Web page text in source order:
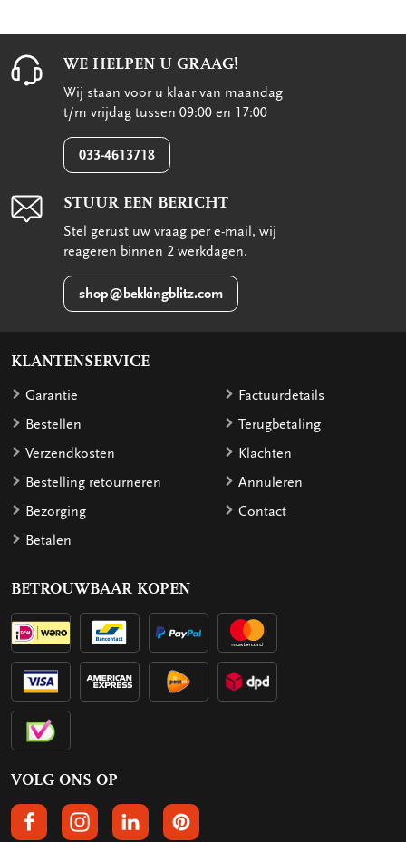
WE HELPEN U GRAAG!
Wij staan voor u klaar van maandag
t/m vrijdag tussen 09:00 en 17:00
033-4613718
STUUR EEN BERICHT
Stel gerust uw vraag per e-mail, wij
reageren binnen 2 werkdagen.
shop@bekkingblitz.com
KLANTENSERVICE
Garantie
Bestellen
Verzendkosten
Bestelling retourneren
Bezorging
Betalen
Factuurdetails
Terugbetaling
Klachten
Annuleren
Contact
BETROUWBAAR KOPEN
VOLG ONS OP